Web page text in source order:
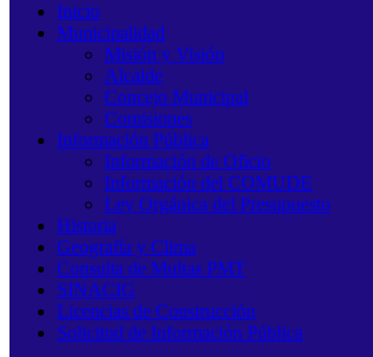
Inicio
Municipalidad
Misión y Visión
Alcalde
Concejo Municipal
Comisiones
Información Pública
Información de Oficio
Información del COMUDE
Ley Orgánica del Presupuesto
Historia
Geografía y Clima
Consulta de Multas PMT
SINACIG
Licencias de Construcción
Solicitud de Información Pública